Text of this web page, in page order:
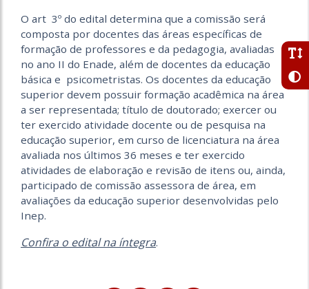
O art 3º do edital determina que a comissão será
composta por docentes das áreas específicas de
formação de professores e da pedagogia, avaliadas
no ano II do Enade, além de docentes da educação
básica e psicometristas. Os docentes da educação
superior devem possuir formação acadêmica na área
a ser representada; título de doutorado; exercer ou
ter exercido atividade docente ou de pesquisa na
educação superior, em curso de licenciatura na área
avaliada nos últimos 36 meses e ter exercido
atividades de elaboração e revisão de itens ou, ainda,
participado de comissão assessora de área, em
avaliações da educação superior desenvolvidas pelo
Inep.
Confira o edital na íntegra.